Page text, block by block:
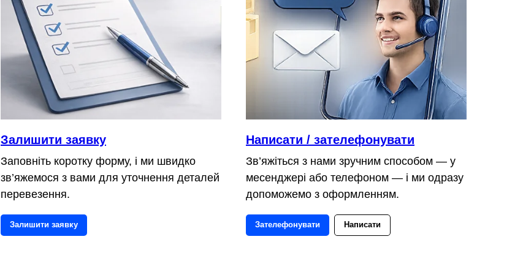
Залишити заявку
Заповніть коротку форму, і ми швидко
зв’яжемося з вами для уточнення деталей
перевезення.
Залишити заявку
Написати / зателефонувати
Зв’яжіться з нами зручним способом — у
месенджері або телефоном — і ми одразу
допоможемо з оформленням.
Зателефонувати Написати